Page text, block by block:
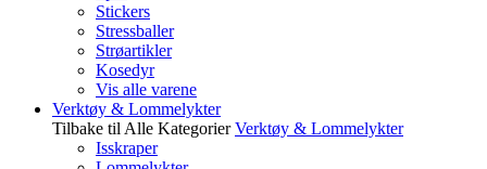
Stickers
Stressballer
Strøartikler
Kosedyr
Vis alle varene
Verktøy & Lommelykter
Tilbake til Alle Kategorier Verktøy & Lommelykter
Isskraper